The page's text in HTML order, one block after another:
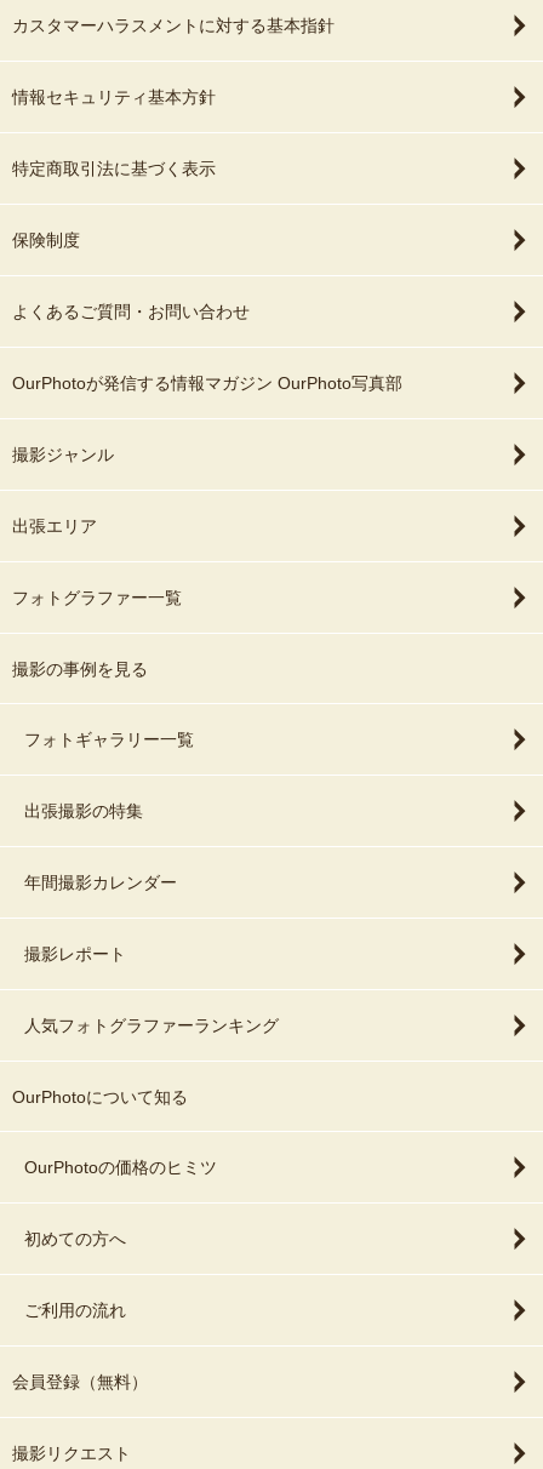
カスタマーハラスメントに対する基本指針
情報セキュリティ基本方針
特定商取引法に基づく表示
保険制度
よくあるご質問・お問い合わせ
OurPhotoが発信する情報マガジン OurPhoto写真部
撮影ジャンル
出張エリア
フォトグラファー一覧
撮影の事例を見る
フォトギャラリー一覧
出張撮影の特集
年間撮影カレンダー
撮影レポート
人気フォトグラファーランキング
OurPhotoについて知る
OurPhotoの価格のヒミツ
初めての方へ
ご利用の流れ
会員登録（無料）
撮影リクエスト